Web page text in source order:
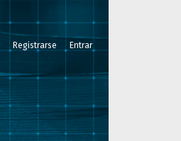
Registrarse Entrar